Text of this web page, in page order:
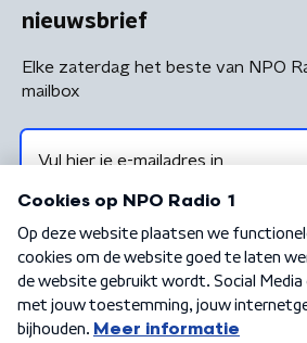
nieuwsbrief
Elke zaterdag het beste van NPO
mailbox
Algemene voorwaarden